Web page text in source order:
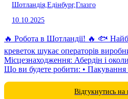
Шотландія, Едінбург,Глазго
10.10.2025
🔥 Робота в Шотландії! 🔥 🐟
креветок шукає операторів
Місцезнаходження: Абердін і
Що ви будете робити: • Пакування
Відгукнутись на